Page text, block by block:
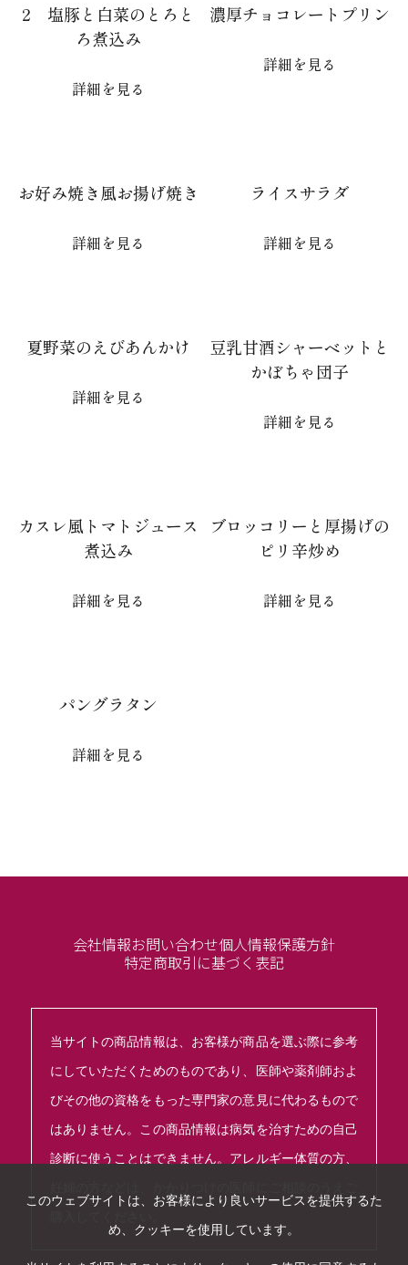
2 塩豚と白菜のとろと
ろ煮込み
詳細を見る
濃厚チョコレートプリン
詳細を見る
お好み焼き風お揚げ焼き
詳細を見る
ライスサラダ
詳細を見る
夏野菜のえびあんかけ
詳細を見る
豆乳甘酒シャーベットと
かぼちゃ団子
詳細を見る
カスレ風トマトジュース
煮込み
詳細を見る
ブロッコリーと厚揚げの
ピリ辛炒め
詳細を見る
パングラタン
詳細を見る
会社情報お問い合わせ個人情報保護方針
特定商取引に基づく表記
当サイトの商品情報は、お客様が商品を選ぶ際に参考
にしていただくためのものであり、医師や薬剤師およ
びその他の資格をもった専門家の意見に代わるもので
はありません。この商品情報は病気を治すための自己
診断に使うことはできません。アレルギー体質の方、
このウェブサイトは、お客様により良いサービスを提供するた
め、クッキーを使用しています。